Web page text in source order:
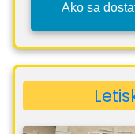
Ako sa